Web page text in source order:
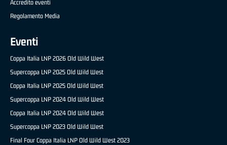
Accredito eventi
Regolamento Media
Eventi
Coppa Italia LNP 2026 Old Wild West
Supercoppa LNP 2025 Old Wild West
Coppa Italia LNP 2025 Old Wild West
Supercoppa LNP 2024 Old Wild West
Coppa Italia LNP 2024 Old Wild West
Supercoppa LNP 2023 Old Wild West
Final Four Coppa Italia LNP Old Wild West 2023